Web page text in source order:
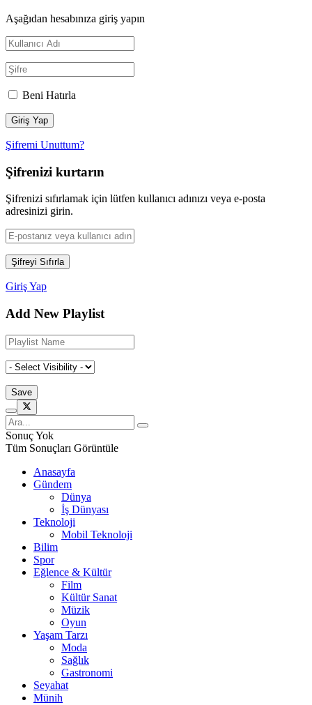
Aşağıdan hesabınıza giriş yapın
Beni Hatırla
Şifremi Unuttum?
Şifrenizi kurtarın
Şifrenizi sıfırlamak için lütfen kullanıcı adınızı veya e-posta
adresinizi girin.
Giriş Yap
Add New Playlist
Sonuç Yok
Tüm Sonuçları Görüntüle
Anasayfa
Gündem
Dünya
İş Dünyası
Teknoloji
Mobil Teknoloji
Bilim
Spor
Eğlence & Kültür
Film
Kültür Sanat
Müzik
Oyun
Yaşam Tarzı
Moda
Sağlık
Gastronomi
Seyahat
Münih